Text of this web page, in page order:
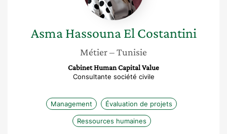
Asma Hassouna El Costantini
Métier– Tunisie
Cabinet Human Capital Value
Consultante société civile
Management Évaluation de projets
Ressources humaines